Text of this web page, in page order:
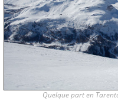
Quelque part en